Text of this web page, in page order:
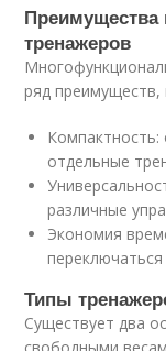
тренажеров
ряд преимуществ,
отдельные
различные
Экономия
Типы
Существует два